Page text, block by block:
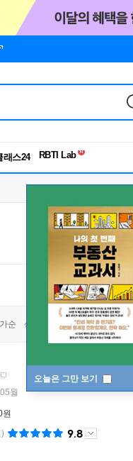
래스24
독서유형검사
오늘은 그만 보기
순 상품명순
월
원
9.8